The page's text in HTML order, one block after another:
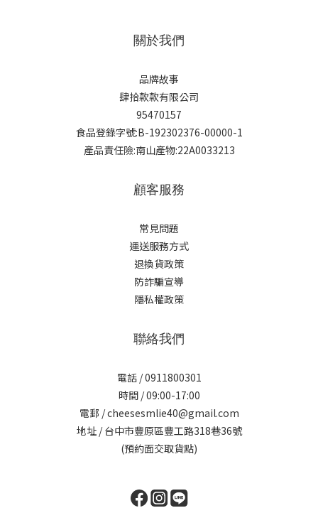
關於我們
品牌故事
肆拾款款有限公司
95470157
食品登錄字號:B-192302376-00000-1
產品責任險:南山產物:22A0033213
顧客服務
常見問題
運送服務方式
退換貨政策
防詐騙宣導
隱私權政策
聯絡我們
電話 / 0911800301
時間 / 09:00-17:00
電郵 / cheesesmlie40@gmail.com
地址 / 台中市豐原區豐工路318巷36號
(預約面交取貨點)